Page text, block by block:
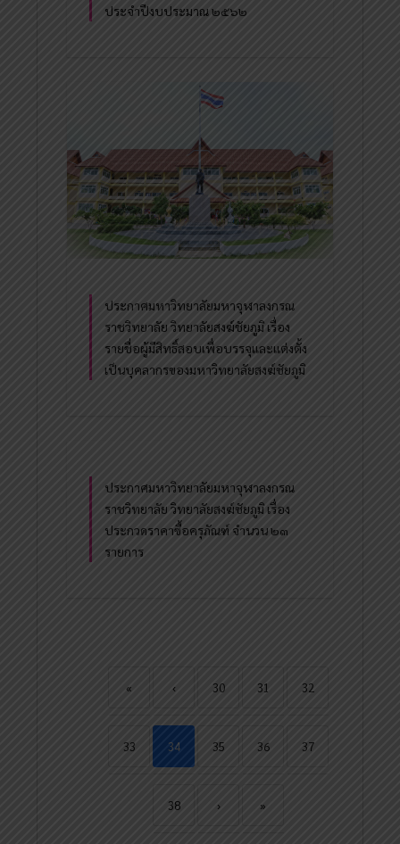
ประจำปีงบประมาณ ๒๕๖๒
ประกาศมหาวิทยาลัยมหาจุฬาลงกรณ
ราชวิทยาลัย วิทยาลัยสงฆ์ชัยภูมิ เรื่อง
รายชื่อผู้มีสิทธิ์สอบเพื่อบรรจุและแต่งตั้ง
เป็นบุคลากรของมหาวิทยาลัยสงฆ์ชัยภูมิ
ประกาศมหาวิทยาลัยมหาจุฬาลงกรณ
ราชวิทยาลัย วิทยาลัยสงฆ์ชัยภูมิ เรื่อง
ประกวดราคาซื้อครุภัณฑ์ จำนวน ๒๓
รายการ
« ‹ 30 31 32
33 34 35 36 37
38 › »